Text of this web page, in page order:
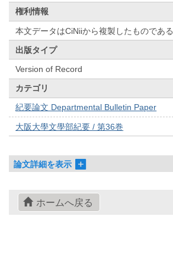
権利情報
本文データはCiNiiから複製したものである
出版タイプ
Version of Record
カテゴリ
紀要論文 Departmental Bulletin Paper
大阪大學文學部紀要 / 第36巻
論文詳細を表示
ホームへ戻る